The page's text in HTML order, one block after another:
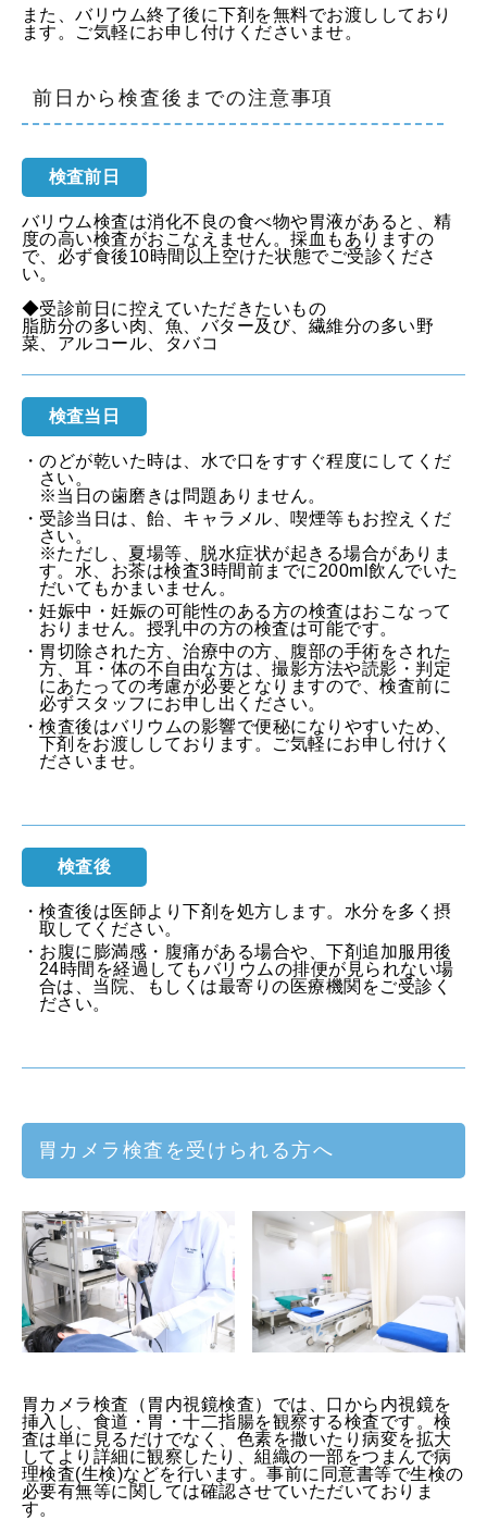
また、バリウム終了後に下剤を無料でお渡ししており
ます。ご気軽にお申し付けくださいませ。
前日から検査後までの注意事項
検査前日
バリウム検査は消化不良の食べ物や胃液があると、精
度の高い検査がおこなえません。採血もありますの
で、必ず食後10時間以上空けた状態でご受診くださ
い。
◆受診前日に控えていただきたいもの
脂肪分の多い肉、魚、バター及び、繊維分の多い野
菜、アルコール、タバコ
検査当日
・のどが乾いた時は、水で口をすすぐ程度にしてくだ
さい。
※当日の歯磨きは問題ありません。
・受診当日は、飴、キャラメル、喫煙等もお控えくだ
さい。
※ただし、夏場等、脱水症状が起きる場合がありま
す。水、お茶は検査3時間前までに200ml飲んでいた
だいてもかまいません。
・妊娠中・妊娠の可能性のある方の検査はおこなって
おりません。授乳中の方の検査は可能です。
・胃切除された方、治療中の方、腹部の手術をされた
方、耳・体の不自由な方は、撮影方法や読影・判定
にあたっての考慮が必要となりますので、検査前に
必ずスタッフにお申し出ください。
・検査後はバリウムの影響で便秘になりやすいため、
下剤をお渡ししております。ご気軽にお申し付けく
ださいませ。
検査後
・検査後は医師より下剤を処方します。水分を多く摂
取してください。
・お腹に膨満感・腹痛がある場合や、下剤追加服用後
24時間を経過してもバリウムの排便が見られない場
合は、当院、もしくは最寄りの医療機関をご受診く
ださい。
胃カメラ検査を受けられる方へ
胃カメラ検査（胃内視鏡検査）では、口から内視鏡を
挿入し、食道・胃・十二指腸を観察する検査です。検
査は単に見るだけでなく、色素を撒いたり病変を拡大
してより詳細に観察したり、組織の一部をつまんで病
理検査(生検)などを行います。事前に同意書等で生検の
必要有無等に関しては確認させていただいておりま
す。